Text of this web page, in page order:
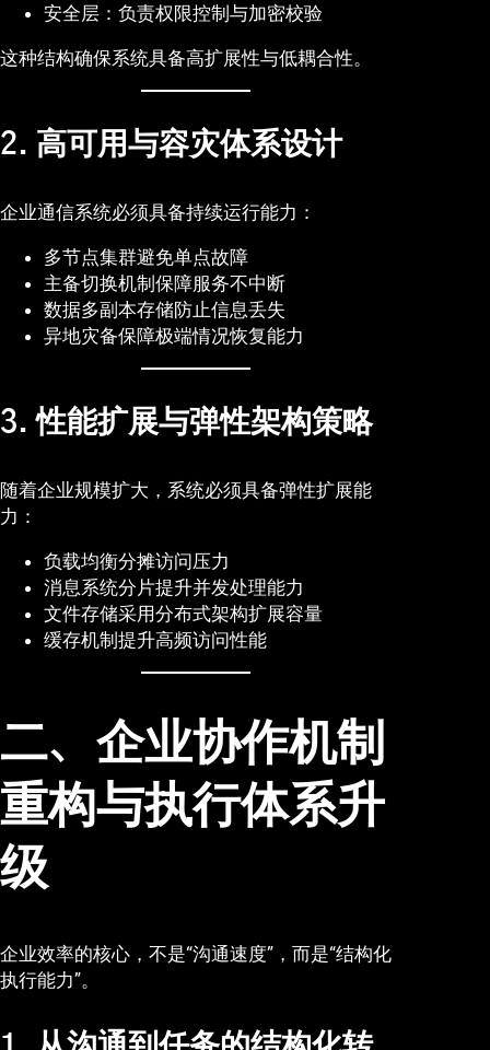
安全层：负责权限控制与加密校验
这种结构确保系统具备高扩展性与低耦合性。
2. 高可用与容灾体系设计
企业通信系统必须具备持续运行能力：
多节点集群避免单点故障
主备切换机制保障服务不中断
数据多副本存储防止信息丢失
异地灾备保障极端情况恢复能力
3. 性能扩展与弹性架构策略
随着企业规模扩大，系统必须具备弹性扩展能
力：
负载均衡分摊访问压力
消息系统分片提升并发处理能力
文件存储采用分布式架构扩展容量
缓存机制提升高频访问性能
二、企业协作机制
重构与执行体系升
级
企业效率的核心，不是“沟通速度”，而是“结构化
执行能力”。